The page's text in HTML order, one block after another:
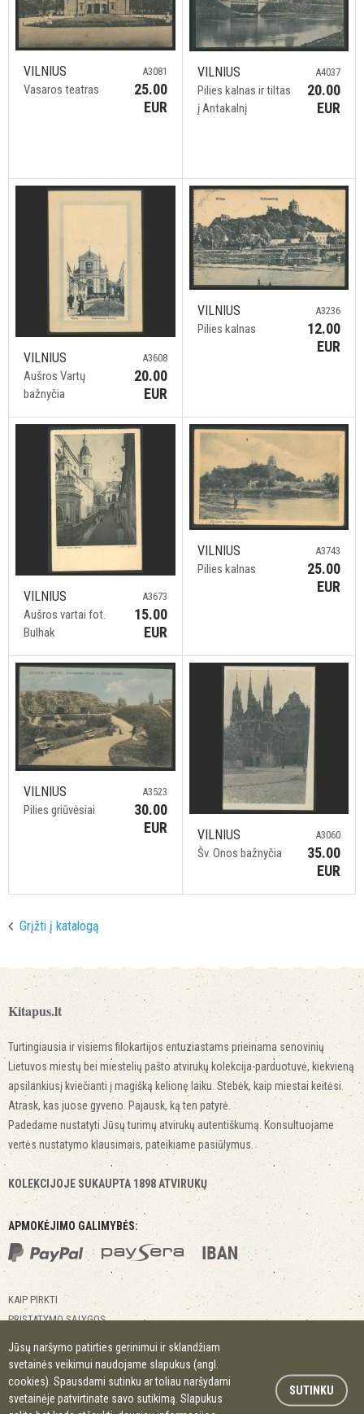
VILNIUS
Vasaros teatras
A3081
25.00
EUR
VILNIUS
Pilies kalnas ir tiltas
į Antakalnį
A4037
20.00
EUR
VILNIUS
Aušros Vartų
bažnyčia
A3608
20.00
EUR
VILNIUS
Pilies kalnas
A3236
12.00
EUR
VILNIUS
Aušros vartai fot.
Bulhak
A3673
15.00
EUR
VILNIUS
Pilies kalnas
A3743
25.00
EUR
VILNIUS
Pilies griūvėsiai
A3523
30.00
EUR
VILNIUS
Šv. Onos bažnyčia
A3060
35.00
EUR
Grįžti į katalogą
Kitapus.lt
Turtingiausia ir visiems filokartijos entuziastams prieinama senovinių
Lietuvos miestų bei miestelių pašto atvirukų kolekcija-parduotuvė, kiekvieną
apsilankiusį kviečianti į magišką kelionę laiku. Stebėk, kaip miestai keitėsi.
Atrask, kas juose gyveno. Pajausk, ką ten patyrė.
Padedame nustatyti Jūsų turimų atvirukų autentiškumą. Konsultuojame
vertės nustatymo klausimais, pateikiame pasiūlymus.
KOLEKCIJOJE SUKAUPTA 1898 ATVIRUKŲ
APMOKĖJIMO GALIMYBĖS:
KAIP PIRKTI
PRISTATYMO SĄLYGOS
KONTAKTAI
MIESTAI MIESTELIAI
Jūsų naršymo patirties gerinimui ir sklandžiam
svetainės veikimui naudojame slapukus (angl.
cookies). Spausdami sutinku ar toliau naršydami
svetainėje patvirtinate savo sutikimą. Slapukus
SUTINKU